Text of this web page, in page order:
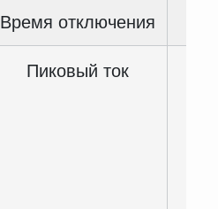
Время отключения
Пиковый ток